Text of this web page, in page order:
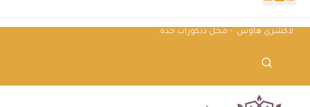
لاكشري هاوس - محل ديكورات جدة.